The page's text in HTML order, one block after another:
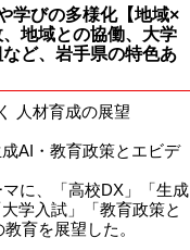
学びの多様化【地域×
地域との協働、大学
ど、岩手県の特色あ
人材育成の展望
AI・教育政策とエビデ
に、「高校DX」「生成
学入試」「教育政策と
育を展望した。